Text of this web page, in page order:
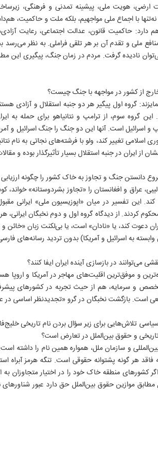
ارضی، هویت ملی، پیشینه تمدنی و فرهنگی،
با اجماع ملی مواجهیم، بلکه ملت و حاکمیت،
دارد: حاکمیت قانون، عدالت اجتماعی، رعایت
ملی و تقدم آن بر هر تلقی فراملی. به نظر می‌رسد
نادیده گرفت. مردم در زمان جنگ، پیگیری این
از کشور در مواجهه با جنگ چیست؟
گروه اول پیگیر هر دو جنبه استقلال و آزادی
گروه سوم، از ترامپ و نتانیاهو برای حمله به
اسرائیل است. آنها این دو جنگ را جنگ اسرائیل و
اسلامی تغییر کند، ولو با فرشته‌های نجاتی به نام
از ایران در جنبه استقلال بسیار تأثیرگذار
دانستن جنگ و تجاوز به خاک کشور را چگونه
عراق و افغانستان را «تجاوز بشردوستانه»
این تفسیر در میان «اپوزیسیون ملی» ایرانی
کردند. از دیدگاه گروه اول و دوم نخبگان ایرانی،
دعوت کند، یا «نادان» است، یا بی‌لکنت زبان «خائن
وابسته به اسرائیل و آمریکا) بدون تردید رسانه‌های
می‌توانند در بازسازی آینده ایران ایفا کنند؟
و موفق‌ترین اقلیت‌های مهاجر در آمریکا و اروپا
و سرمایه، هم از حیث تجربه در کشورهای
است. بازگشت نخبگان در گرو «تجدیدنظر اساسی در
تلاش‌هایی برای زیر سؤال بردن نام تاریخی
و حقوق بین‌الملل در تعارض است؟
و سازمان ملل، همواره همین نام را داشته
فاقد هر گونه پشتوانه حقوقی است. تنگه هرمز
کشورهای منطقه خاک خود را در اختیار متجاوزان
موازین حقوق بین‌الملل حق دارد عبور
روزنامه ها
روزنامه ایران
ایران ورزشی
الوفاق
IRAN DAILY
سایت های برخط
موسسه ایران
ایران آنلاین
ایران ورزشی
آژانس عکس
انتشارات ایران
سازمان آگهی ها
ایران